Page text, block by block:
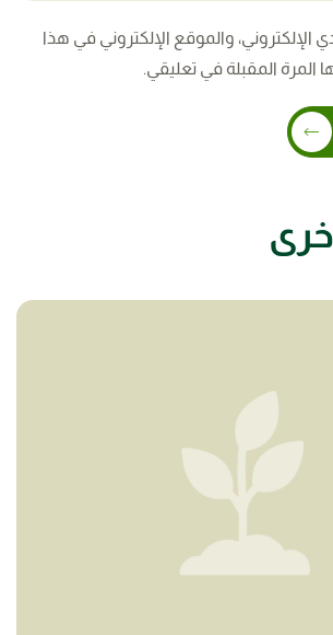
الإلكتروني، والموقع الإلكتروني في هذا
المرة المقبلة في تعليقي.